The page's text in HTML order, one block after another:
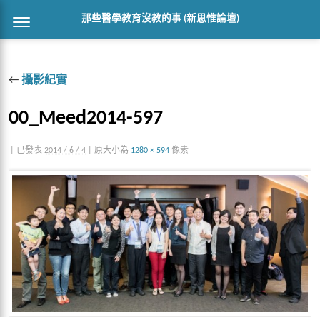
那些醫學教育沒教的事 (新思惟論壇)
← 攝影紀實
00_Meed2014-597
已發表 2014 / 6 / 4 原大小為 1280 × 594 像素